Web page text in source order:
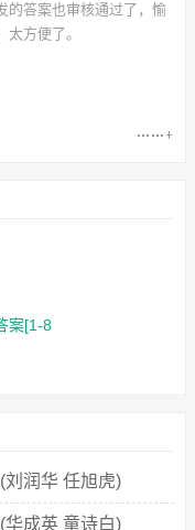
的答案也审核通过了，愉
方便了。
案[1-8
润华 任旭虎)
成英 童诗白)